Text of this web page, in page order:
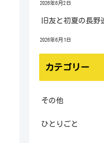
2026年6月2日
旧友と初夏の長
2026年6月1日
カテゴリー
その他
ひとりごと